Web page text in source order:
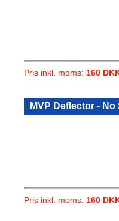
Pris inkl. moms: 160
MVP Deflector - No
Pris inkl. moms: 160